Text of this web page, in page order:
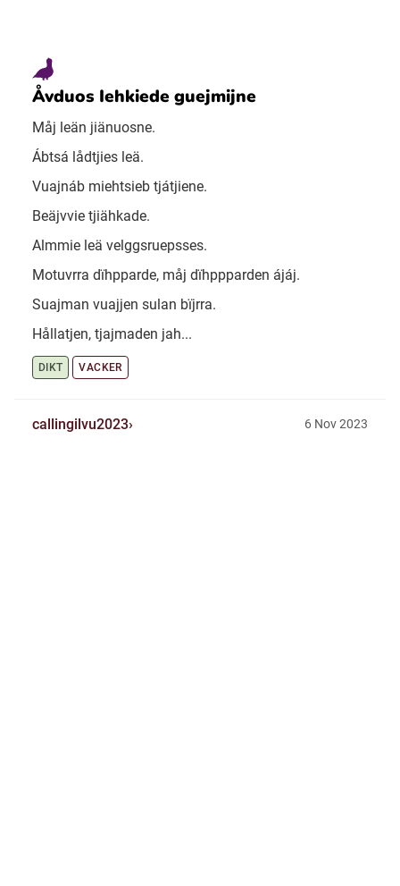
Åvduos Iehkiede guejmijne
Måj leän jiänuosne.
Ábtsá lådtjies leä.
Vuajnáb miehtsieb tjátjiene.
Beäjvvie tjiähkade.
Almmie leä velggsruepsses.
Motuvrra dïhpparde, måj dïhppparden ájáj.
Suajman vuajjen sulan bïjrra.
Hållatjen, tjajmaden jah...
DIKT VACKER
callingilvu2023 6 Nov 2023